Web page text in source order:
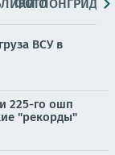
ФОТОЛОНГРИДЫ
ВСУ в
225-го ошп
"рекорды"